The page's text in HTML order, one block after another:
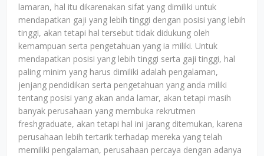
lamaran, hal itu dikarenakan sifat yang dimiliki untuk
mendapatkan gaji yang lebih tinggi dengan posisi yang lebih
tinggi, akan tetapi hal tersebut tidak didukung oleh
kemampuan serta pengetahuan yang ia miliki. Untuk
mendapatkan posisi yang lebih tinggi serta gaji tinggi, hal
paling minim yang harus dimiliki adalah pengalaman,
jenjang pendidikan serta pengetahuan yang anda miliki
tentang posisi yang akan anda lamar, akan tetapi masih
banyak perusahaan yang membuka rekrutmen
freshgraduate, akan tetapi hal ini jarang ditemukan, karena
perusahaan lebih tertarik terhadap mereka yang telah
memiliki pengalaman, perusahaan percaya dengan adanya